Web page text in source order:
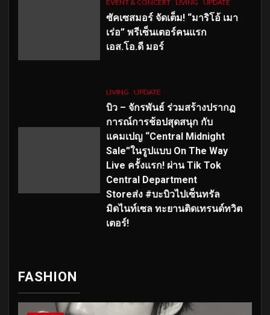
EVENT & CONCERT LIVING UPDATE
ซัคเซสมอร์ จัดเต็ม! “มาริโอ้ เมา
เร่อ” พรีเซ็นเตอร์คนแรก
เอส.โอ.ดี มอร์
LIVING UPDATE
บิว – จักรพันธ์ ร่วมสร้างปรากฏ
การณ์การช้อปสุดสนุก กับ
แคมเปญ “Central Midnight
Sale”ในรูปแบบ On The Way
Live ครั้งแรก! ผ่าน Tik Tok
Central Department
Storeส่ง #บะบิวไปเซ็นทรัล
มิดไนท์เซล ทะยานติดเทรนด์ทวิต
เตอร์!
FASHION